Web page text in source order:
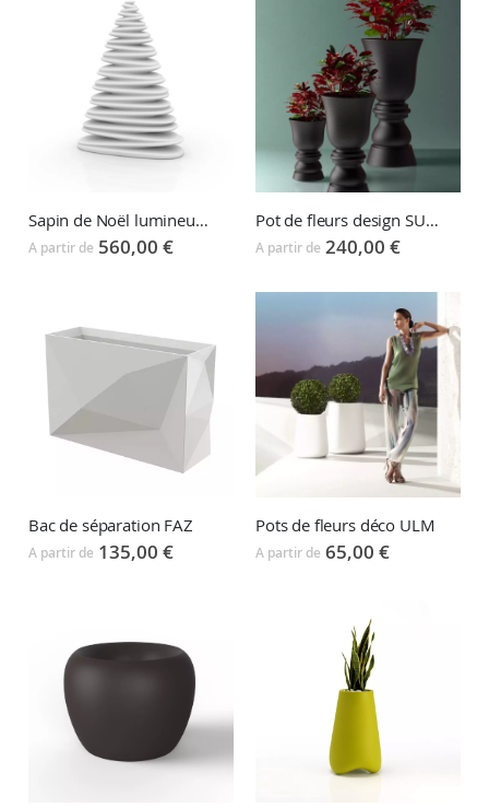
Sapin de Noël lumineux CHRISMY Vondom
A partir de 560,00 €
Pot de fleurs design SUAVE
A partir de 240,00 €
Bac de séparation FAZ
A partir de 135,00 €
Pots de fleurs déco ULM
A partir de 65,00 €